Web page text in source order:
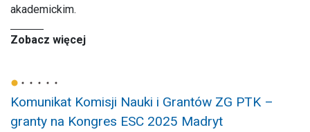
akademickim.
Zobacz więcej
Komunikat Komisji Nauki i Grantów ZG PTK –
granty na Kongres ESC 2025 Madryt